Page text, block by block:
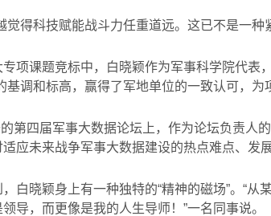
觉得科技赋能战斗力任重道远。这已不是一种
项课题竞标中，白晓颖作为军事科学院代表
基调和标高，赢得了军地单位的一致认可，为
第四届军事大数据论坛上，作为论坛负责人
应未来战争军事大数据建设的热点难点、发
白晓颖身上有一种独特的“精神的磁场”。“
导，而更像是我的人生导师！”一名同事说。